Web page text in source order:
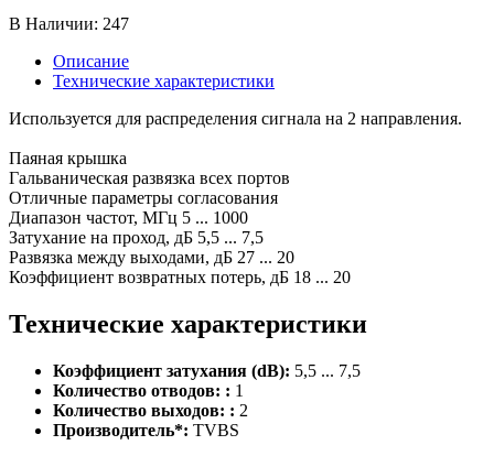
В Наличии: 247
Описание
Технические характеристики
Используется для распределения сигнала на 2 направления.
Паяная крышка
Гальваническая развязка всех портов
Отличные параметры согласования
Диапазон частот, МГц 5 ... 1000
Затухание на проход, дБ 5,5 ... 7,5
Развязка между выходами, дБ 27 ... 20
Коэффициент возвратных потерь, дБ 18 ... 20
Технические характеристики
Коэффициент затухания (dB): 5,5 ... 7,5
Количество отводов: : 1
Количество выходов: : 2
Производитель*: TVBS